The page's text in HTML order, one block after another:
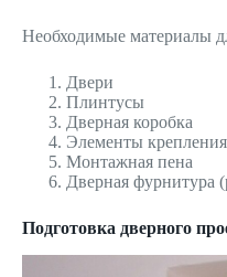
Необходимые материалы
Двери
Плинтусы
Дверная коробка
Элементы крепления
Монтажная пена
Дверная фурнитура
Подготовка дверного